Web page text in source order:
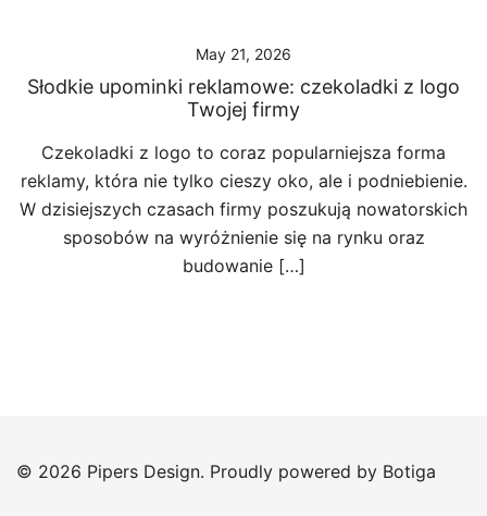
May 21, 2026
Słodkie upominki reklamowe: czekoladki z logo
Twojej firmy
Czekoladki z logo to coraz popularniejsza forma
reklamy, która nie tylko cieszy oko, ale i podniebienie.
W dzisiejszych czasach firmy poszukują nowatorskich
sposobów na wyróżnienie się na rynku oraz
budowanie […]
© 2026 Pipers Design. Proudly powered by Botiga